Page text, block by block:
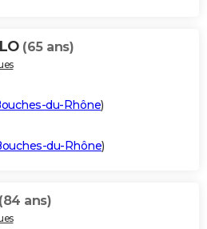
(65 ans)
du-Rhône)
du-Rhône)
(84 ans)